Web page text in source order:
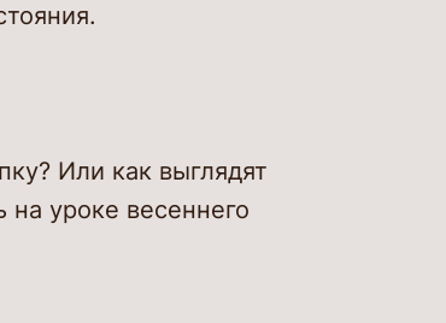
Или как выглядят
уроке весеннего